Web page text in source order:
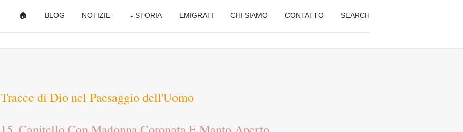
🏠 BLOG NOTIZIE STORIA EMIGRATI CHI SIAMO CONTATTO SEARCH
Tracce di Dio nel Paesaggio dell'Uomo